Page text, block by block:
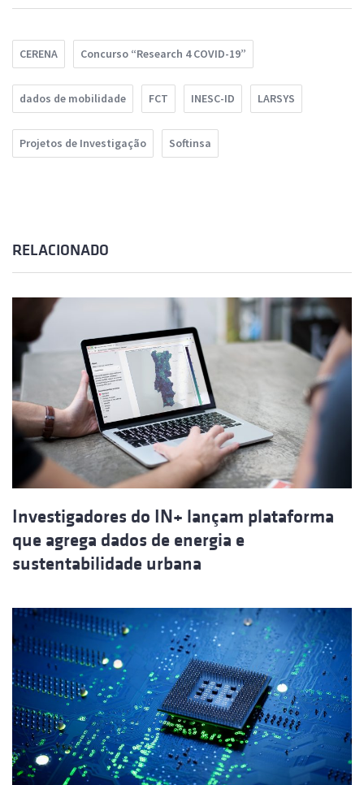
CERENA Concurso “Research 4 COVID-19”
dados de mobilidade FCT INESC-ID LARSYS
Projetos de Investigação Softinsa
RELACIONADO
Investigadores do IN+ lançam plataforma
que agrega dados de energia e
sustentabilidade urbana